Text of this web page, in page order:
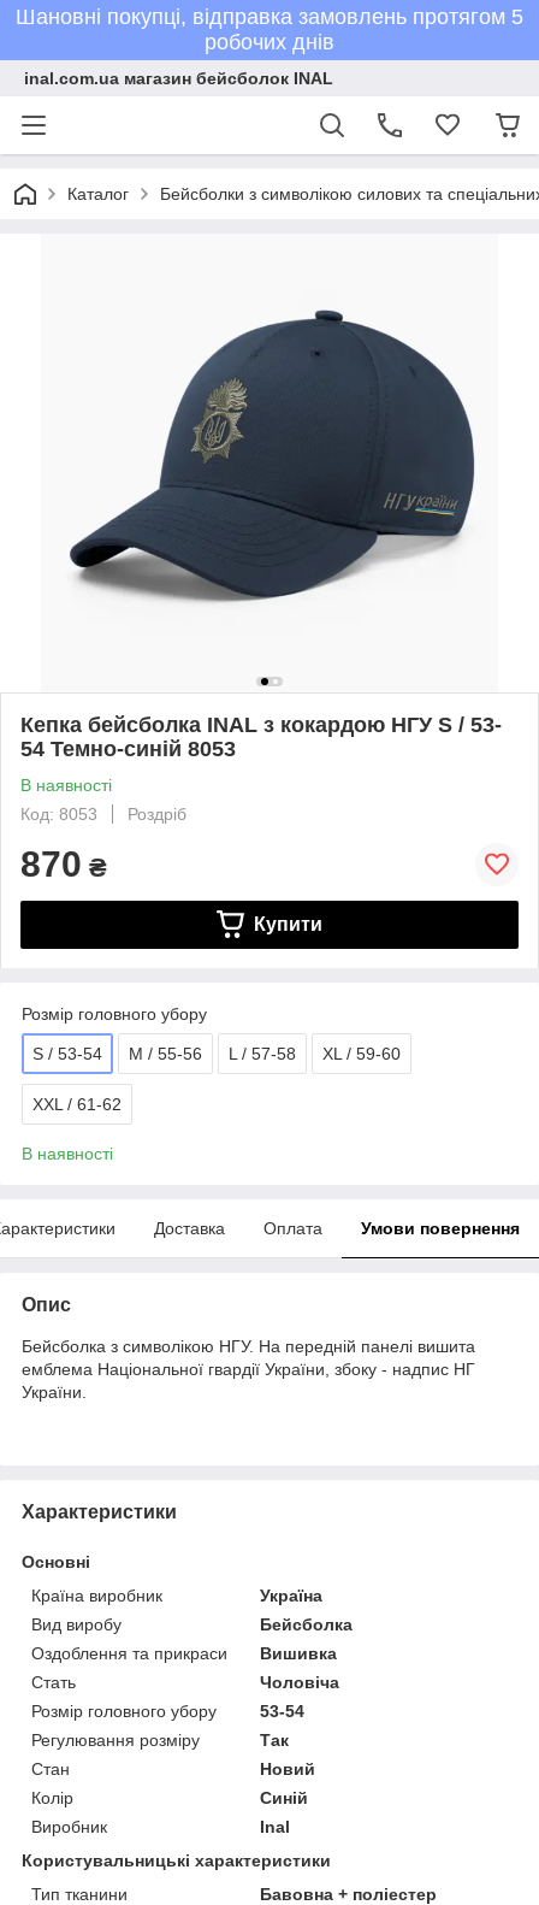
Шановні покупці, відправка замовлень протягом 5
робочих днів
inal.com.ua магазин бейсболок INAL
Каталог Бейсболки з символікою силових та
Кепка бейсболка INAL з кокардою НГУ S / 53-
54 Темно-синій 8053
В наявності
Код: 8053
Роздріб
870 ₴
Купити
Розмір головного убору
S / 53-54 M / 55-56 L / 57-58 XL / 59-60
XXL / 61-62
В наявності
Доставка Оплата Умови повернення
Опис
Бейсболка з символікою НГУ. На передній панелі вишита
емблема Національної гвардії України, збоку - надпис НГ
України.
Характеристики
Основні
Країна виробник
Україна
Вид виробу
Бейсболка
Оздоблення та прикраси
Вишивка
Стать
Чоловіча
Розмір головного убору
53-54
Регулювання розміру
Так
Стан
Новий
Колір
Синій
Виробник
Inal
Користувальницькі характеристики
Тип тканини
Бавовна + поліестер